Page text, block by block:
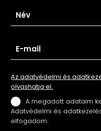
Az adatvédelmi és
olvashatja el.
A megadott adataim
Adatvédelmi és adatkezelési
elfogadom.